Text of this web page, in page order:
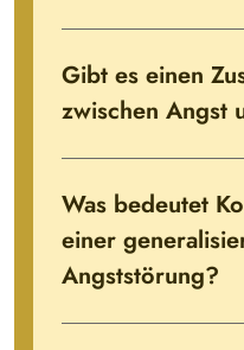
Gibt es einen
zwischen Angst
Was bedeutet
einer
Angststörung?